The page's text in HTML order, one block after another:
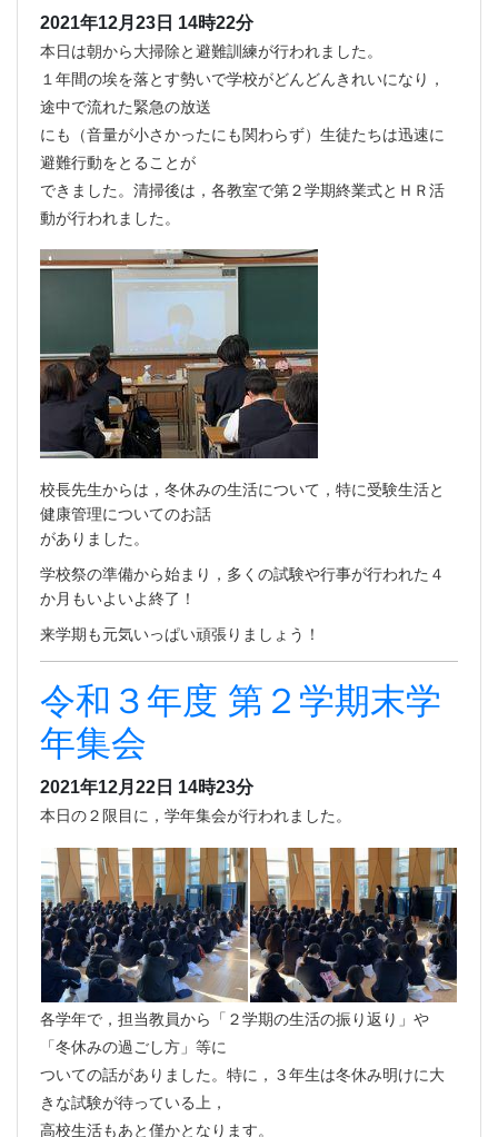
2021年12月23日 14時22分
本日は朝から大掃除と避難訓練が行われました。
１年間の埃を落とす勢いで学校がどんどんきれいになり，
途中で流れた緊急の放送
にも（音量が小さかったにも関わらず）生徒たちは迅速に
避難行動をとることが
できました。清掃後は，各教室で第２学期終業式とＨＲ活
動が行われました。
校長先生からは，冬休みの生活について，特に受験生活と
健康管理についてのお話
がありました。
学校祭の準備から始まり，多くの試験や行事が行われた４
か月もいよいよ終了！
来学期も元気いっぱい頑張りましょう！
令和３年度 第２学期末学
年集会
2021年12月22日 14時23分
本日の２限目に，学年集会が行われました。
各学年で，担当教員から「２学期の生活の振り返り」や
「冬休みの過ごし方」等に
ついての話がありました。特に，３年生は冬休み明けに大
きな試験が待っている上，
高校生活もあと僅かとなります。